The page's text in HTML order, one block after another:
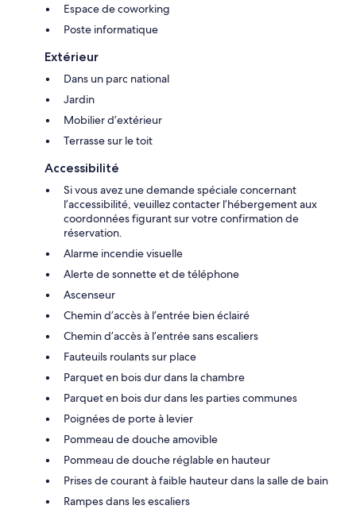
Espace de coworking
Poste informatique
Extérieur
Dans un parc national
Jardin
Mobilier d’extérieur
Terrasse sur le toit
Accessibilité
Si vous avez une demande spéciale concernant
l’accessibilité, veuillez contacter l’hébergement aux
coordonnées figurant sur votre confirmation de
réservation.
Alarme incendie visuelle
Alerte de sonnette et de téléphone
Ascenseur
Chemin d’accès à l’entrée bien éclairé
Chemin d’accès à l’entrée sans escaliers
Fauteuils roulants sur place
Parquet en bois dur dans la chambre
Parquet en bois dur dans les parties communes
Poignées de porte à levier
Pommeau de douche amovible
Pommeau de douche réglable en hauteur
Prises de courant à faible hauteur dans la salle de bain
Rampes dans les escaliers